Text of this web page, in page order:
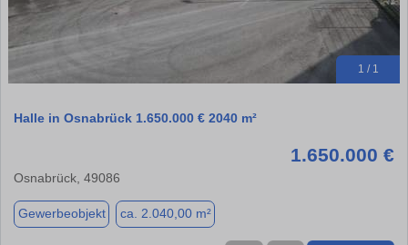
1 / 1
Halle in Osnabrück 1.650.000 € 2040 m²
1.650.000 €
Osnabrück, 49086
Gewerbeobjekt ca. 2.040,00 m²